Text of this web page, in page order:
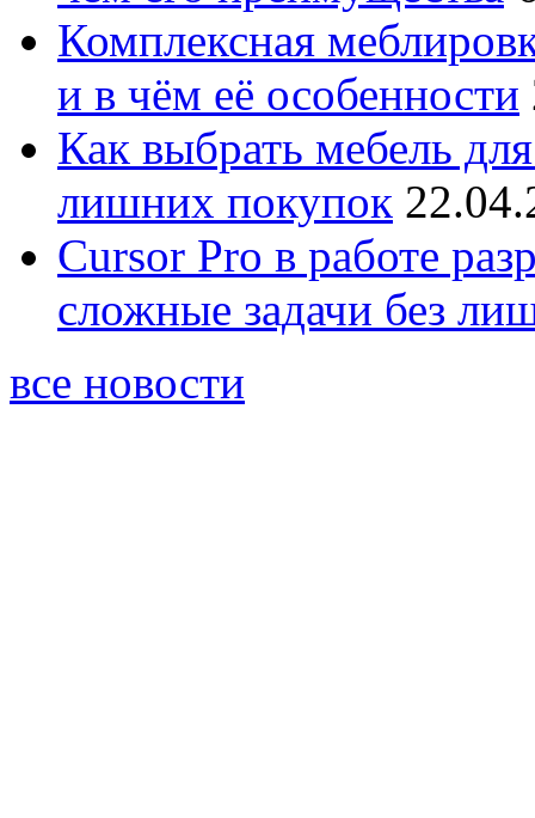
Комплексная
и в чём её особенности
Как выбрать мебель
лишних покупок
Cursor Pro в работе
сложные задачи без
все новости